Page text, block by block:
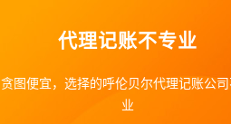
代理记账不专业
贪图便宜，选择的呼伦贝尔代理记账公司
业